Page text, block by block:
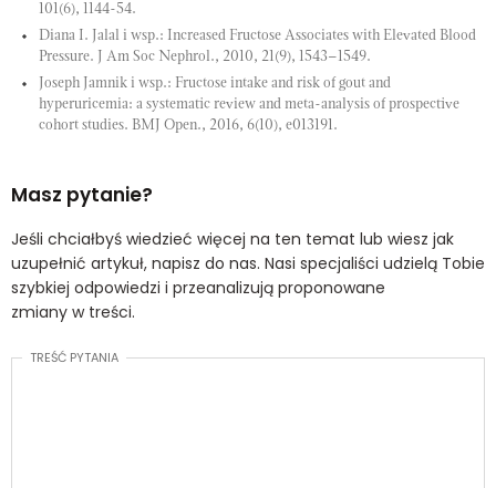
101(6), 1144-54.
Diana I. Jalal i wsp.: Increased Fructose Associates with Elevated Blood
Pressure. J Am Soc Nephrol., 2010, 21(9), 1543–1549.
Joseph Jamnik i wsp.: Fructose intake and risk of gout and
hyperuricemia: a systematic review and meta-analysis of prospective
cohort studies. BMJ Open., 2016, 6(10), e013191.
Masz pytanie?
Jeśli chciałbyś wiedzieć więcej na ten temat lub wiesz jak
uzupełnić artykuł, napisz do nas. Nasi specjaliści udzielą Tobie
szybkiej odpowiedzi i przeanalizują proponowane
zmiany w treści.
TREŚĆ PYTANIA